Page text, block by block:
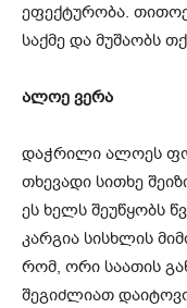
ეფექტურობა.
საქმე და მუშაობს
ალოე ვერა
დაჭრილი ალოეს
თხევადი სითხე
ეს ხელს შეუწყობს
კარგია სისხლის
რომ, ორი საათის
შეგიძლიათ